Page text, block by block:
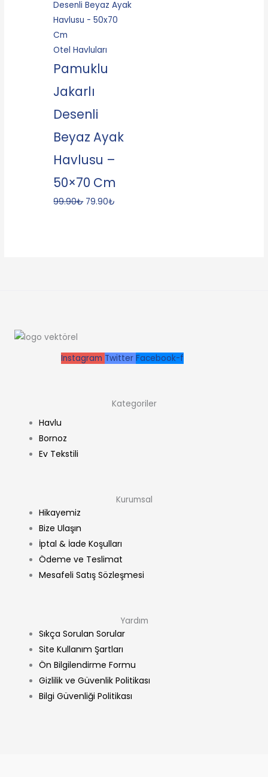
Otel Havluları
Pamuklu
Jakarlı
Desenli
Beyaz Ayak
Havlusu –
50×70 Cm
99.90₺ 79.90₺
Instagram Twitter Facebook-f
Kategoriler
Havlu
Bornoz
Ev Tekstili
Kurumsal
Hikayemiz
Bize Ulaşın
İptal & İade Koşulları
Ödeme ve Teslimat
Mesafeli Satış Sözleşmesi
Yardım
Sıkça Sorulan Sorular
Site Kullanım Şartları
Ön Bilgilendirme Formu
Gizlilik ve Güvenlik Politikası
Bilgi Güvenliği Politikası